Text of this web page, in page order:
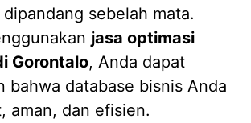
sebelah mata.
jasa optimasi
Gorontalo, Anda dapat
bahwa database bisnis Anda
aman, dan efisien.